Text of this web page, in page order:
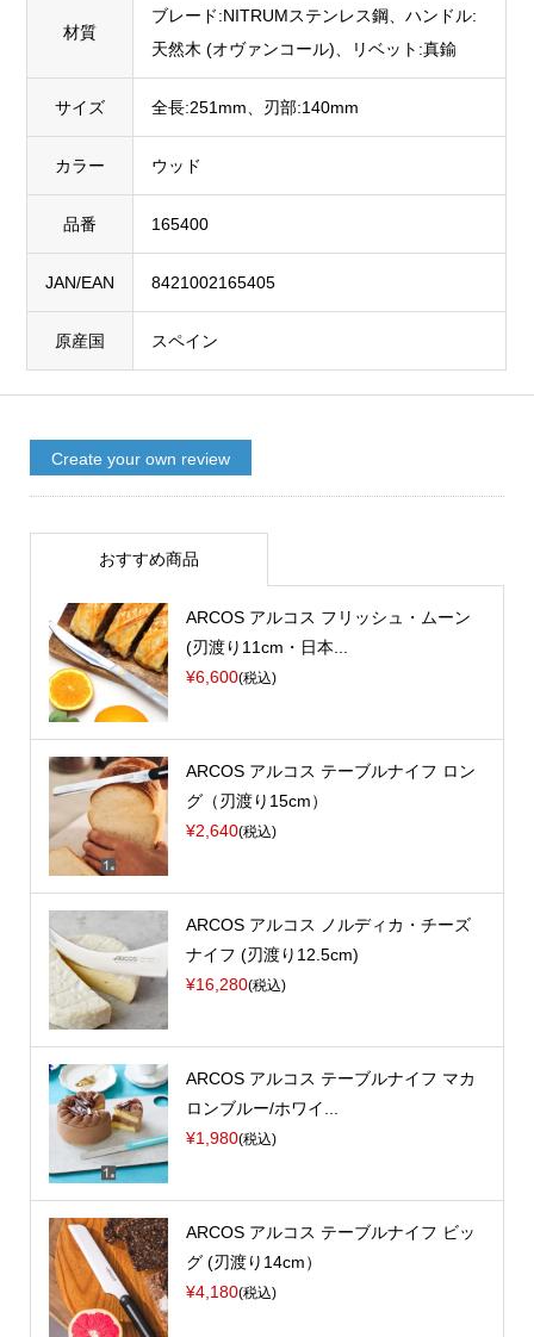
材質
ブレード:NITRUMステンレス鋼、ハンドル:
天然木 (オヴァンコール)、リベット:真鍮
サイズ 全長:251mm、刃部:140mm
カラー ウッド
品番 165400
JAN/EAN 8421002165405
原産国 スペイン
Create your own review
おすすめ商品
ARCOS アルコス フリッシュ・ムーン
(刃渡り11cm・日本...
¥6,600(税込)
ARCOS アルコス テーブルナイフ ロン
グ（刃渡り15cm）
¥2,640(税込)
ARCOS アルコス ノルディカ・チーズ
ナイフ (刃渡り12.5cm)
¥16,280(税込)
ARCOS アルコス テーブルナイフ マカ
ロンブルー/ホワイ...
¥1,980(税込)
ARCOS アルコス テーブルナイフ ビッ
グ (刃渡り14cm）
¥4,180(税込)